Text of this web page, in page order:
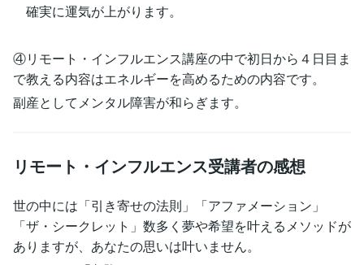
確実に運気が上がります。
④リモート・インフルエンス講座の中で初日から４日目ま
で教える内容はエネルギーを高めるための内容です。
副産としてメンタル障害が和らぎます。
リモート・インフルエンス受講者の感想
世の中には「引き寄せの法則」「アファメーション」
「ザ・シークレット」数多く夢や希望を叶えるメソッドが
ありますが、あなたの思いは叶いません。